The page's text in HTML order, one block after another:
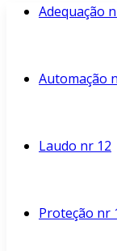
Adequação
Automação
Laudo nr 12
Proteção nr